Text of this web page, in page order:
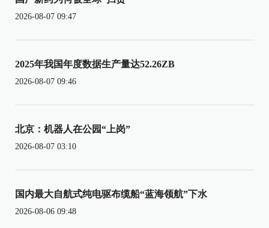
2026-08-07 09:47
2025年我国年度数据生产量达52.26ZB
2026-08-07 09:46
北京：机器人在公园“上岗”
2026-08-07 03:10
国内最大自航式纯电驱布缆船“蓝海领航”下水
2026-08-06 09:48